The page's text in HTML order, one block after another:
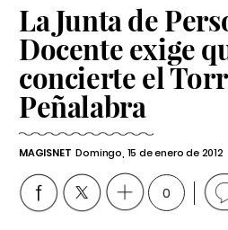
La Junta de
Docente exige
concierte el
Peñalabra
MAGISNET Domingo, 15 de enero de 2012
0